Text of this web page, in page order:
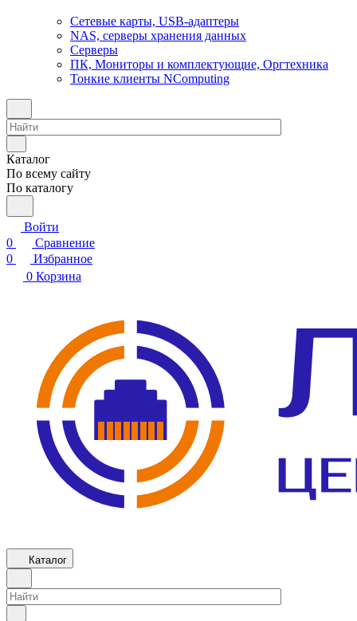
Сетевые карты, USB-адаптеры
NAS, серверы хранения данных
Серверы
ПК, Мониторы и комплектующие, Оргтехника
Тонкие клиенты NComputing
Каталог
По всему сайту
По каталогу
Войти
0
Сравнение
0
Избранное
0 Корзина
Каталог